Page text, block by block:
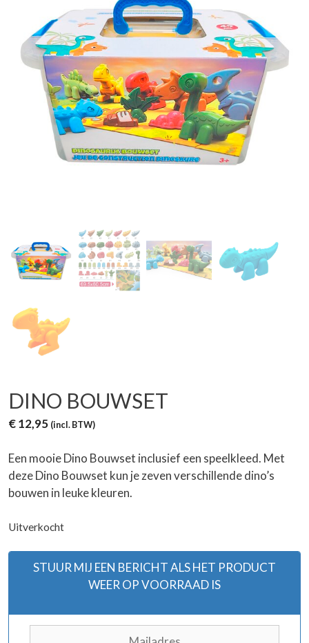
DINO BOUWSET
€12,95 (incl. BTW)
Een mooie Dino Bouwset inclusief een speelkleed. Met
deze Dino Bouwset kun je zeven verschillende dino’s
bouwen in leuke kleuren.
Uitverkocht
STUUR MIJ EEN BERICHT ALS HET PRODUCT
WEER OP VOORRAAD IS